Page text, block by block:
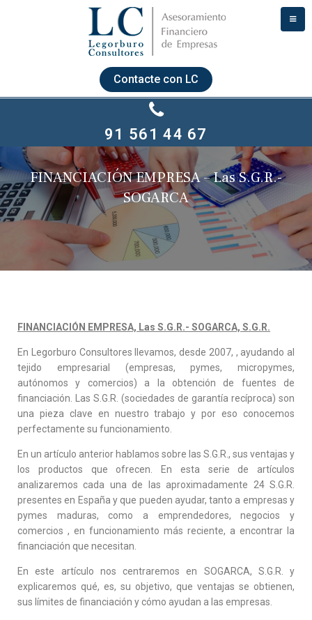
Contacte con LC
91 561 44 67
FINANCIACIÓN EMPRESA – Las S.G.R.-
SOGARCA
FINANCIACIÓN EMPRESA, Las S.G.R.- SOGARCA, S.G.R.
En Legorburo Consultores llevamos, desde 2007, , ayudando al
tejido empresarial (empresas, pymes, micropymes,
autónomos y comercios) a la obtención de fuentes de
financiación. Las S.G.R. (sociedades de garantía recíproca) son
una pieza clave en nuestro trabajo y por eso conocemos
perfectamente su funcionamiento.
En un artículo anterior hablamos sobre las S.G.R., sus ventajas y
los productos que ofrecen. En esta serie de artículos
analizaremos cada una de las aproximadamente 24 S.G.R.
presentes en España y que pueden ayudar, tanto a empresas y
pymes maduras, como a emprendedores, negocios y
comercios , en funcionamiento más reciente, a encontrar la
financiación que necesitan.
En este artículo nos centraremos en SOGARCA, S.G.R. y
explicaremos qué, es, su objetivo, que ventajas se obtienen,
sus límites de financiación y cómo ayudan a las empresas.